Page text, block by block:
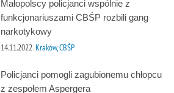
Małopolscy policjanci wspólnie z
funkcjonariuszami CBŚP rozbili gang
narkotykowy
14.11.2022 Kraków, CBŚP
Policjanci pomogli zagubionemu chłopcu
z zespołem Aspergera